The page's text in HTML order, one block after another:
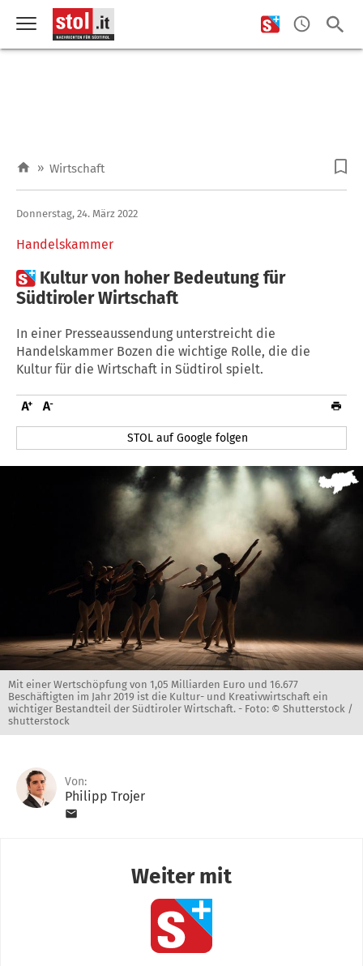
» Wirtschaft
Handelskammer
Donnerstag, 24. März 2022
 Kultur von hoher Bedeutung für
Südtiroler Wirtschaft
In einer Presseaussendung unterstreicht die
Handelskammer Bozen die wichtige Rolle, die die
Kultur für die Wirtschaft in Südtirol spielt.
STOL auf Google folgen
Mit einer Wertschöpfung von 1,05 Milliarden Euro und 16.677
Beschäftigten im Jahr 2019 ist die Kultur- und Kreativwirtschaft ein
wichtiger Bestandteil der Südtiroler Wirtschaft. - Foto: © Shutterstock /
shutterstock
Von:
Philipp Trojer